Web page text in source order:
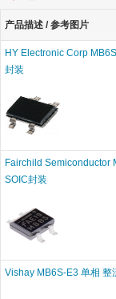
产品描述 / 参考图片
HY Electronic Corp
封装
Fairchild Semiconductor
SOIC封装
Vishay MB6S-E3 单相 整